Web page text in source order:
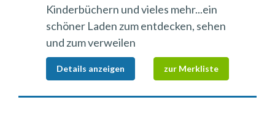
Kinderbüchern und vieles mehr...ein
schöner Laden zum entdecken, sehen
und zum verweilen
Details anzeigen zur Merkliste